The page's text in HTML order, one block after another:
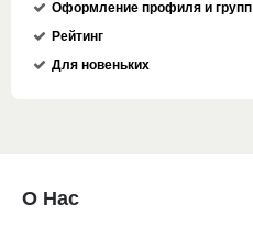
Оформление профиля и групп
Рейтинг
Для новеньких
О Нас